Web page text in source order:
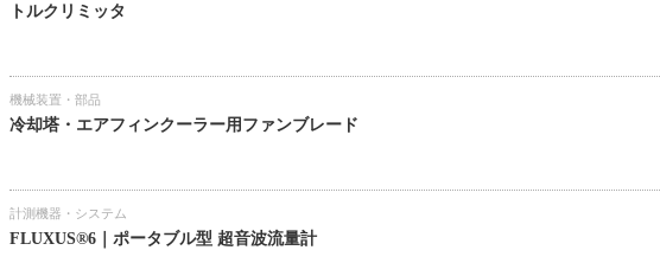
トルクリミッタ
機械装置・部品
冷却塔・エアフィンクーラー用ファンブレード
計測機器・システム
FLUXUS®6｜ポータブル型 超音波流量計